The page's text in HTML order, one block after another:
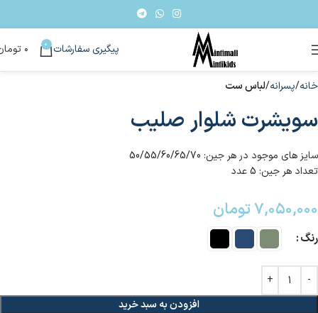
پیگیری سفارشات 0 ۰
خانه پسرانه لباس ست
سویشرت شلوار صلیب
سایز های موجود در هر جین: 50/55/60/65/70
تعداد هر جین: 5 عدد
۷,۰۵۰,۰۰۰تومان
رنگ
افزودن به سبد خرید